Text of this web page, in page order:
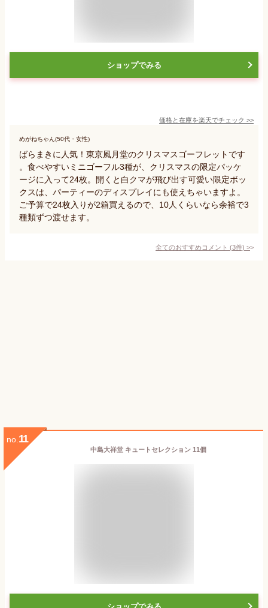
ショップでみる
価格と在庫を楽天でチェック >>
めがねちゃん(50代・女性)
ばらまきに人気！東京風月堂のクリスマスゴーフレットです
。食べやすいミニゴーフル3種が、クリスマスの限定パッケ
ージに入って24枚。開くと白クマが飛び出す可愛い限定ボッ
クスは、パーティーのディスプレイにも使えちゃいますよ。
ご予算で24枚入りが2箱買えるので、10人くらいなら余裕で3
種類ずつ渡せます。
全てのおすすめコメント (3件) >
no. 11
中島大祥堂 キュートセレクション 11個